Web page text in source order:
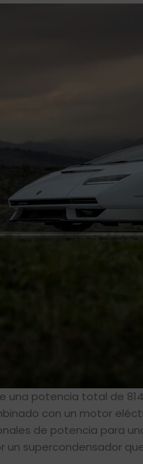
una potencia total de
con un motor
de potencia para
supercondensador